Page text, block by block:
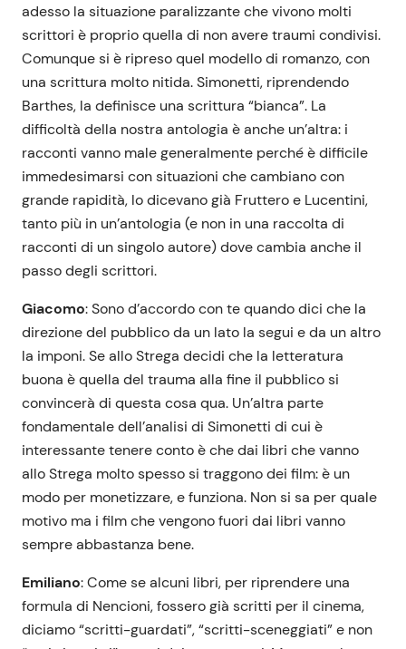
adesso la situazione paralizzante che vivono molti
scrittori è proprio quella di non avere traumi condivisi.
Comunque si è ripreso quel modello di romanzo, con
una scrittura molto nitida. Simonetti, riprendendo
Barthes, la definisce una scrittura “bianca”. La
difficoltà della nostra antologia è anche un’altra: i
racconti vanno male generalmente perché è difficile
immedesimarsi con situazioni che cambiano con
grande rapidità, lo dicevano già Fruttero e Lucentini,
tanto più in un’antologia (e non in una raccolta di
racconti di un singolo autore) dove cambia anche il
passo degli scrittori.
Giacomo: Sono d’accordo con te quando dici che la
direzione del pubblico da un lato la segui e da un altro
la imponi. Se allo Strega decidi che la letteratura
buona è quella del trauma alla fine il pubblico si
convincerà di questa cosa qua. Un’altra parte
fondamentale dell’analisi di Simonetti di cui è
interessante tenere conto è che dai libri che vanno
allo Strega molto spesso si traggono dei film: è un
modo per monetizzare, e funziona. Non si sa per quale
motivo ma i film che vengono fuori dai libri vanno
sempre abbastanza bene.
Emiliano: Come se alcuni libri, per riprendere una
formula di Nencioni, fossero già scritti per il cinema,
diciamo “scritti-guardati”, “scritti-sceneggiati” e non